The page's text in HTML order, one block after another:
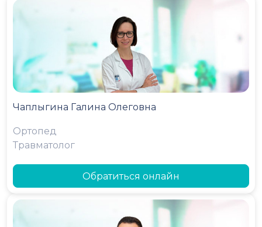
Чаплыгина Галина Олеговна
Ортопед
Травматолог
Обратиться онлайн